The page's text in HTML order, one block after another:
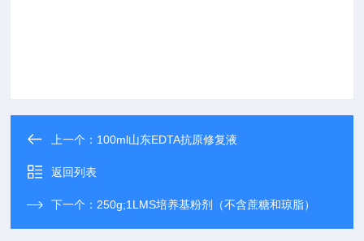
上一个： 100ml山东EDTA抗原修复液
返回列表
下一个： 250g;1LMS培养基粉剂（不含蔗糖和琼脂）